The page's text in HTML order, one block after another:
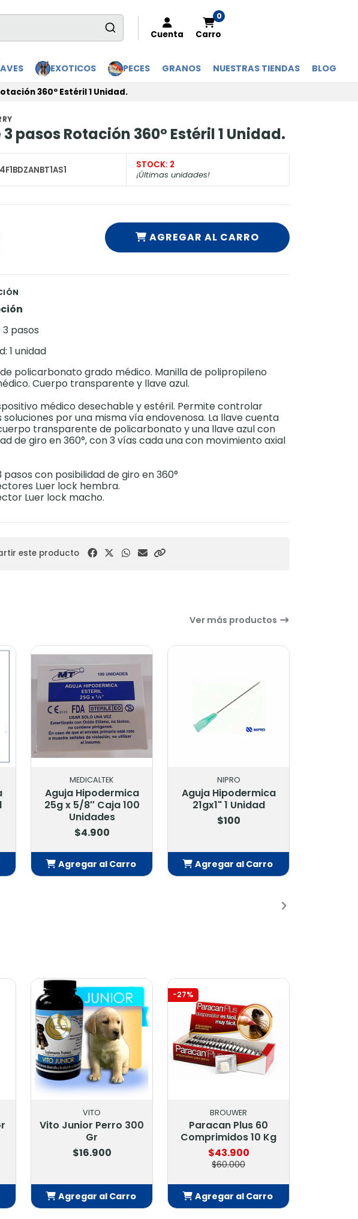
Cuenta
0
Carro
AVES EXOTICOS PECES GRANOS NUESTRAS TIENDAS BLOG
360º Estéril 1 Unidad.
3 pasos Rotación 360º Estéril 1 Unidad.
STOCK: 2
¡Últimas unidades!
AGREGAR AL CARRO
3 pasos
1 unidad
policarbonato grado médico. Manilla de polipropileno
Cuerpo transparente y llave azul.
médico desechable y estéril. Permite controlar
soluciones por una misma vía endovenosa. La llave cuenta
transparente de policarbonato y una llave azul con
de giro en 360°, con 3 vías cada una con movimiento axial
pasos con posibilidad de giro en 360°
Luer lock hembra.
Luer lock macho.
este producto
Ver más productos
MEDICALTEK
Aguja Hipodermica
25g x 5/8″ Caja 100
Unidades
$4.900
Agregar al Carro
NIPRO
Aguja Hipodermica
21gx1" 1 Unidad
$100
Agregar al Carro
VITO
Vito Junior Perro 300
Gr
$16.900
Agregar al Carro
-27%
BROUWER
Paracan Plus 60
Comprimidos 10 Kg
$43.900
$60.000
Agregar al Carro